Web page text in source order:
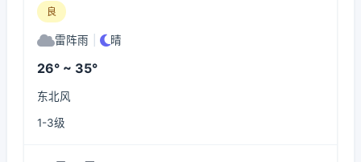
良
雷阵雨 晴
26° ~ 35°
东北风
1-3级